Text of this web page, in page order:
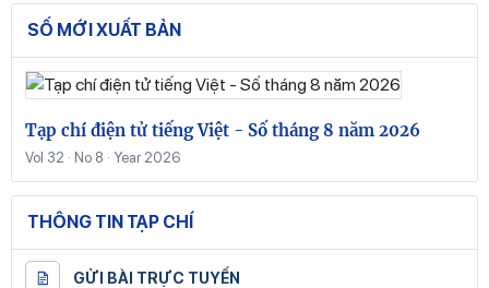
SỐ MỚI XUẤT BẢN
Tạp chí điện tử tiếng Việt - Số tháng 8 năm 2026
Vol 32 · No 8 · Year 2026
THÔNG TIN TẠP CHÍ
GỬI BÀI TRỰC TUYẾN